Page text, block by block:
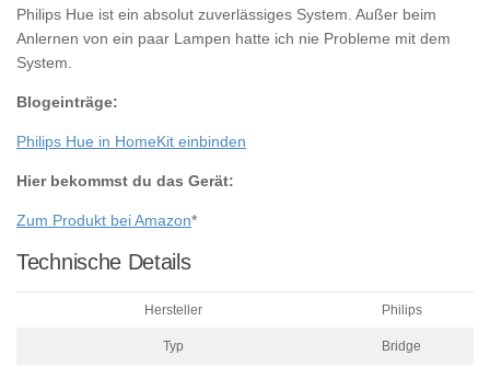
Philips Hue ist ein absolut zuverlässiges System. Außer beim
Anlernen von ein paar Lampen hatte ich nie Probleme mit dem
System.
Blogeinträge:
Philips Hue in HomeKit einbinden
Hier bekommst du das Gerät:
Zum Produkt bei Amazon*
Technische Details
Hersteller Philips
Typ Bridge